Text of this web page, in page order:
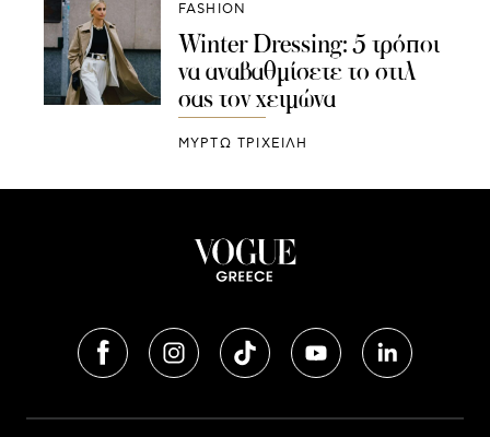
FASHION
Winter Dressing: 5 τρόποι
να αναβαθμίσετε το στιλ
σας τον χειμώνα
ΜΥΡΤΩ ΤΡΙΧΕΙΛΗ